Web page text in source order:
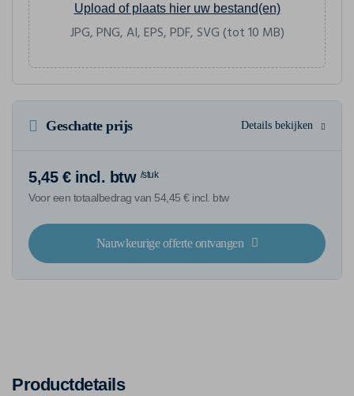
Upload of plaats hier uw bestand(en)
JPG, PNG, AI, EPS, PDF, SVG (tot 10 MB)
Geschatte prijs Details bekijken
5,45 € incl. btw /stuk
Voor een totaalbedrag van 54,45 € incl. btw
Nauwkeurige offerte ontvangen
Productdetails